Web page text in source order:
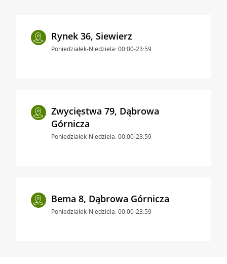
Rynek 36, Siewierz
Poniedziałek-Niedziela: 00:00-23:59
Zwycięstwa 79, Dąbrowa
Górnicza
Poniedziałek-Niedziela: 00:00-23:59
Bema 8, Dąbrowa Górnicza
Poniedziałek-Niedziela: 00:00-23:59